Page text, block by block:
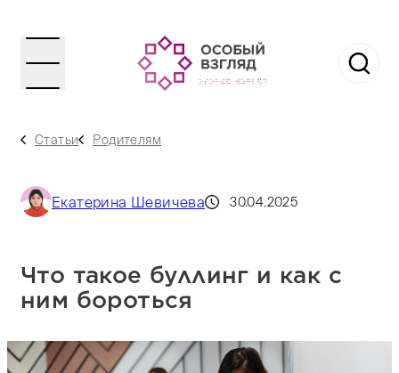
Статьи Родителям
Екатерина Шевичева 30.04.2025
Что такое буллинг и как с
ним бороться